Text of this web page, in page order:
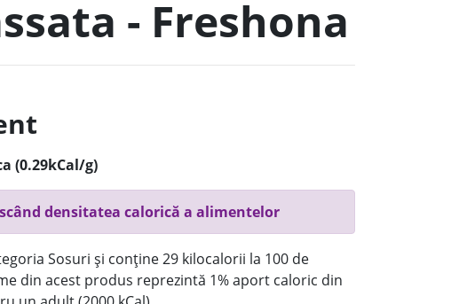
- Freshona
(0.29kCal/g)
densitatea calorică a alimentelor
Sosuri și conține 29 kilocalorii la 100 de
din acest produs reprezintă 1% aport caloric din